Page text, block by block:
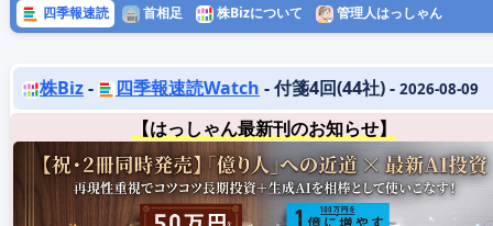
四季報速読
首相足 株Bizについて 管理人はっしゃん
株Biz- 四季報速読Watch - 付箋4回(44社) - 2026-08-09
【はっしゃん最新刊のお知らせ】